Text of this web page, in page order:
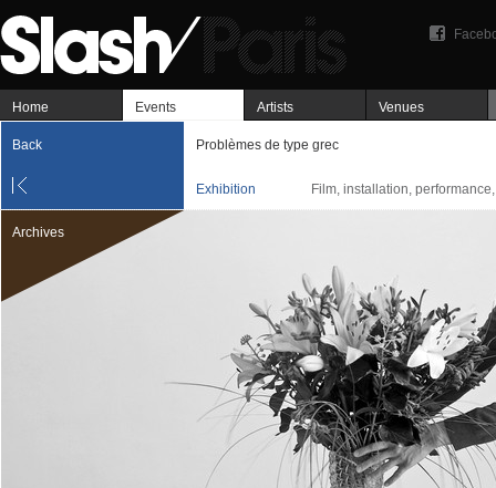
Home Events Artists Venues
Back Problèmes de type grec
Exhibition Film, installation,
Archives